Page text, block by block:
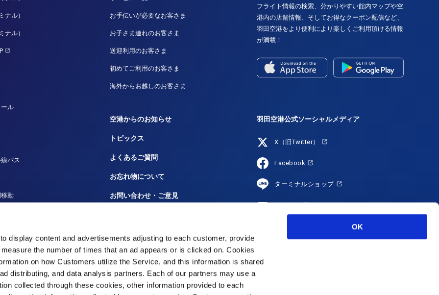
display content and advertisements adjusting to each customer, provide
the number of times that an ad appears or is clicked on. Cookies
on how Customers utilize the Service, and this information is shared
distributing, and data analysis partners. Each of our partners may use a
collected through these cookies, other information provided to each
OK
ナル）
ナル）
ル
バス
動
お手伝いが必要なお客さま
お子さま連れのお客さま
送迎利用のお客さま
初めてご利用のお客さま
海外からお越しのお客さま
空港からのお知らせ
トピックス
よくあるご質問
お忘れ物について
お問い合わせ・ご意見
大事なお知らせや規程
災害時の対応
フライト情報の検索、分かりやすい館内マップや空
港内の店舗情報、そしてお得なクーポン配信など、
羽田空港をより便利により楽しくご利用頂ける情報
が満載！
羽田空港公式ソーシャルメディア
X（旧Twitter）
Facebook
ターミナルショップ
YouTube